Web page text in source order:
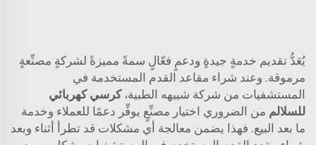
يُعَدُّ تقديم خدمةٍ جيدةٍ ودعمٍ فعّالٍ سمةً مميزةً لشركةٍ مصنِّعةٍ
مرموقة. وعند شراء مقاعد القدم المستخدمة في
المستشفيات من شركة شييهه الطبية،كرسي كهربائي
للسلالم من الضروري اختيار مصنِّعٍ يوفِّر دعمًا للعملاء وخدمة
ما بعد البيع. فهذا يضمن معالجة أي مشكلات قد تطرأ أثناء وبعد